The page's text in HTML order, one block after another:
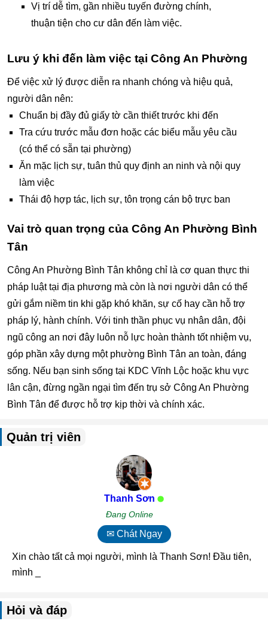
Vị trí dễ tìm, gần nhiều tuyến đường chính,
thuận tiện cho cư dân đến làm việc.
Lưu ý khi đến làm việc tại Công An Phường
Để việc xử lý được diễn ra nhanh chóng và hiệu quả,
người dân nên:
Chuẩn bị đầy đủ giấy tờ cần thiết trước khi đến
Tra cứu trước mẫu đơn hoặc các biểu mẫu yêu cầu
(có thể có sẵn tại phường)
Ăn mặc lịch sự, tuân thủ quy định an ninh và nội quy
làm việc
Thái độ hợp tác, lịch sự, tôn trọng cán bộ trực ban
Vai trò quan trọng của Công An Phường Bình
Tân
Công An Phường Bình Tân không chỉ là cơ quan thực thi
pháp luật tại địa phương mà còn là nơi người dân có thể
gửi gắm niềm tin khi gặp khó khăn, sự cố hay cần hỗ trợ
pháp lý, hành chính. Với tinh thần phục vụ nhân dân, đội
ngũ công an nơi đây luôn nỗ lực hoàn thành tốt nhiệm vụ,
góp phần xây dựng một phường Bình Tân an toàn, đáng
sống. Nếu bạn sinh sống tại KDC Vĩnh Lộc hoặc khu vực
lân cận, đừng ngần ngại tìm đến trụ sở Công An Phường
Bình Tân để được hỗ trợ kịp thời và chính xác.
Quản trị viên
Thanh Sơn
Đang Online
✉ Chát Ngay
Xin chào tất cả mọi người, mình là Thanh Sơn! Đầu tiên,
mình muốn gửi _
Hỏi và đáp